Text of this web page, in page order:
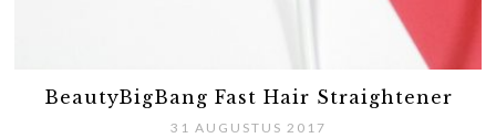
BeautyBigBang Fast Hair Straightener
31 AUGUSTUS 2017